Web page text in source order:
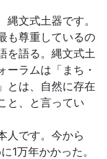
文式土器です。
も尊重しているの
を語る。縄文式土
ーラムは「まち・
とは、自然に存在
と、と言ってい
人です。今から
1万年かかった。